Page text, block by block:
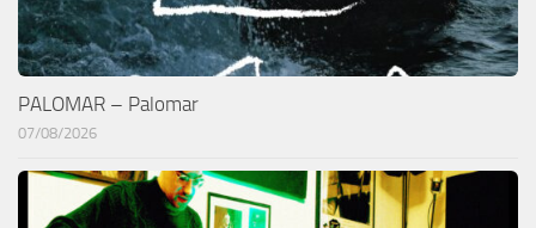
PALOMAR – Palomar
07/08/2026